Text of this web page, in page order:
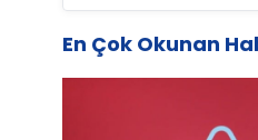
En Çok Okunan